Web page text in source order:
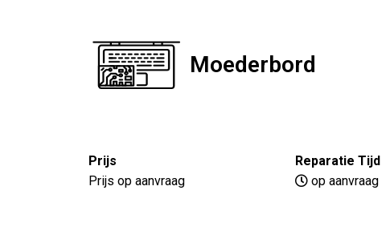
Moederbord
Prijs
Prijs op aanvraag
Reparatie Tijd
op aanvraag